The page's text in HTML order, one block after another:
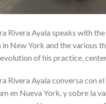
Rivera Ayala speaks with
New York and the various
of his practice,
Rivera Ayala conversa
en Nueva York, y sobre la